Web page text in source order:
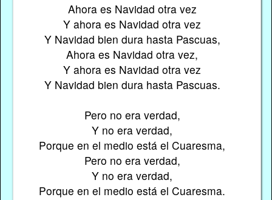
Ahora es Navidad otra vez
Y ahora es Navidad otra vez
Y Navidad bien dura hasta Pascuas,
Ahora es Navidad otra vez,
Y ahora es Navidad otra vez
Y Navidad bien dura hasta Pascuas.
Pero no era verdad,
Y no era verdad,
Porque en el medio está el Cuaresma,
Pero no era verdad,
Y no era verdad,
Porque en el medio está el Cuaresma.